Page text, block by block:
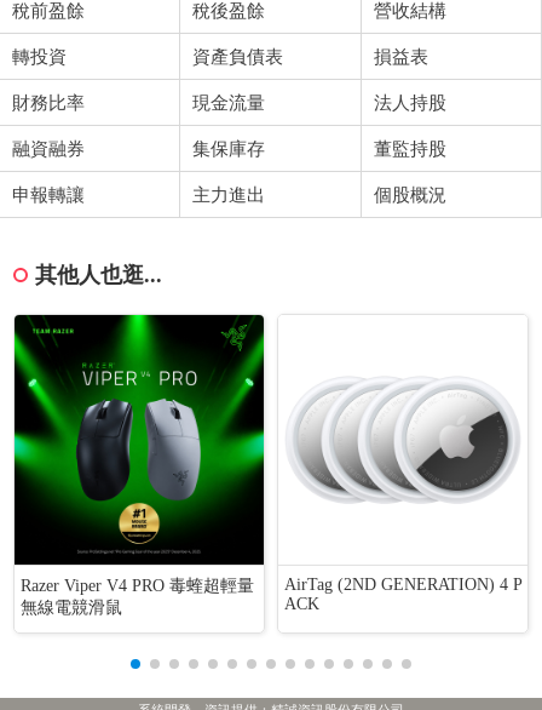
稅前盈餘 稅後盈餘 營收結構
轉投資 資產負債表 損益表
財務比率 現金流量 法人持股
融資融券 集保庫存 董監持股
申報轉讓 主力進出 個股概況
其他人也逛...
Razer Viper V4 PRO 毒蝰超輕量
無線電競滑鼠
AirTag (2ND GENERATION) 4 P
ACK